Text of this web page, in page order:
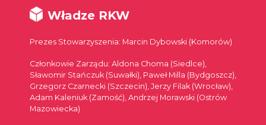
Władze RKW
Prezes Stowarzyszenia: Marcin Dybowski (Komorów)
Członkowie Zarządu: Aldona Choma (Siedlce),
Sławomir Stańczuk (Suwałki), Paweł Milla (Bydgoszcz),
Grzegorz Czarnecki (Szczecin), Jerzy Filak (Wrocław),
Adam Kaleniuk (Zamość), Andrzej Morawski (Ostrów
Mazowiecka)